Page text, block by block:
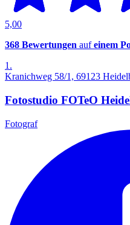
5,00
368 Bewertungen aufeinem
1.
Kranichweg 58/1, 69123
Fotostudio FOTeO
Fotograf